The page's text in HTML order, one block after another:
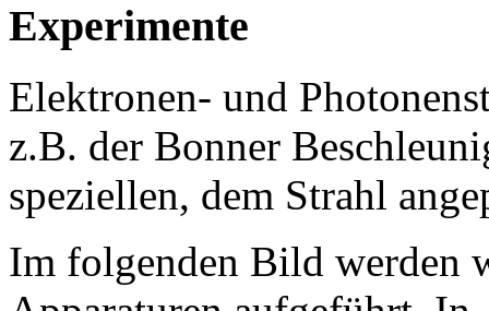
Experimente
Elektronen- und
z.B. der Bonner
speziellen, dem Strahl
Im folgenden Bild werden